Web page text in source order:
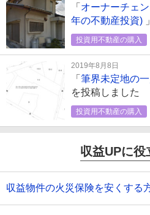
「 オーナーチェ
年の不動産投資)
投資用不動産の購入
2019年8月8日
「 筆界未定地の
を投稿しました
投資用不動産の購入
収益UPに役
収益物件の火災保険を安くする